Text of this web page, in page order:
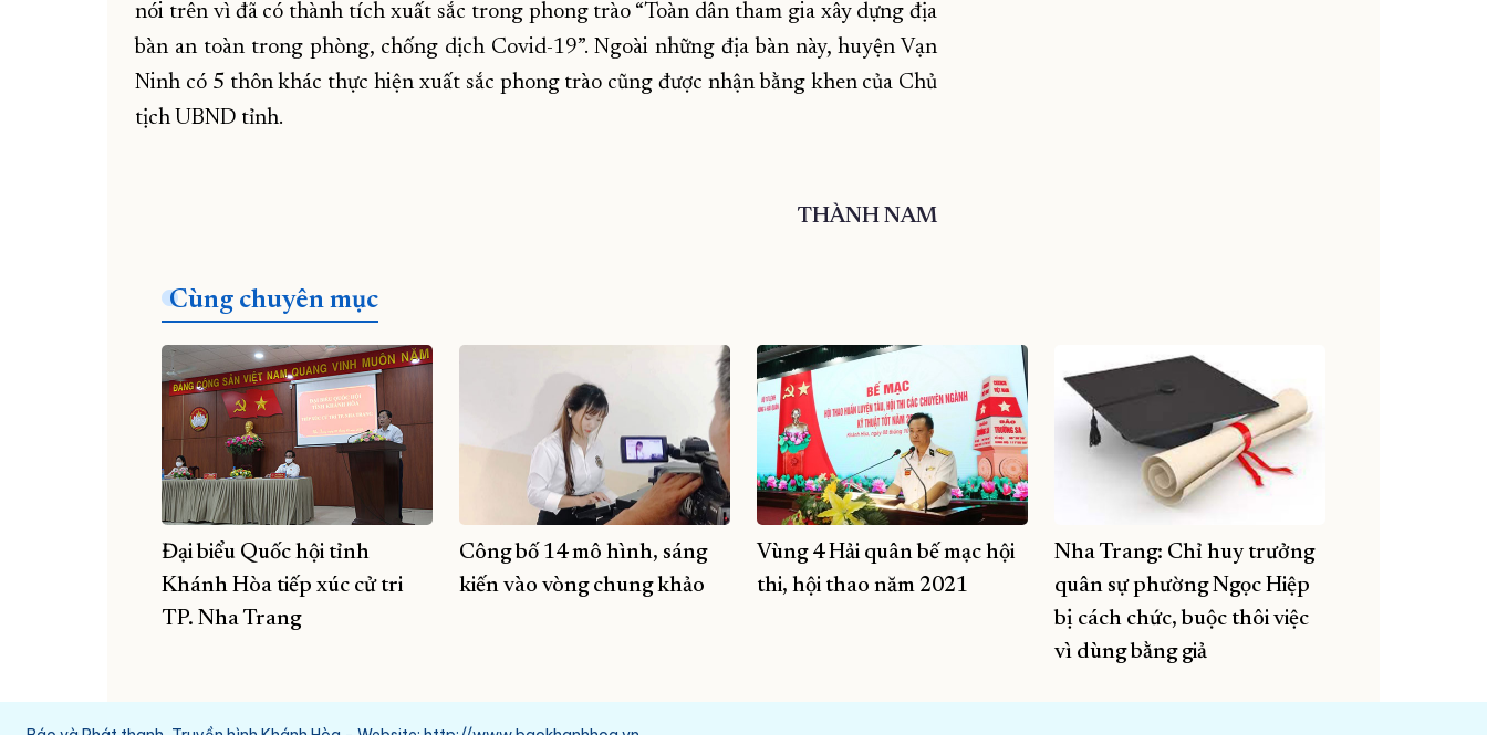
nói trên vì đã có thành tích xuất sắc trong phong trào “Toàn dân tham gia xây dựng địa
bàn an toàn trong phòng, chống dịch Covid-19”. Ngoài những địa bàn này, huyện Vạn
Ninh có 5 thôn khác thực hiện xuất sắc phong trào cũng được nhận bằng khen của Chủ
tịch UBND tỉnh.
THÀNH NAM
Cùng chuyên mục
Đại biểu Quốc hội tỉnh
Khánh Hòa tiếp xúc cử tri
TP. Nha Trang
Công bố 14 mô hình, sáng
kiến vào vòng chung khảo
Vùng 4 Hải quân bế mạc hội
thi, hội thao năm 2021
Nha Trang: Chỉ huy trưởng
quân sự phường Ngọc Hiệp
bị cách chức, buộc thôi việc
vì dùng bằng giả